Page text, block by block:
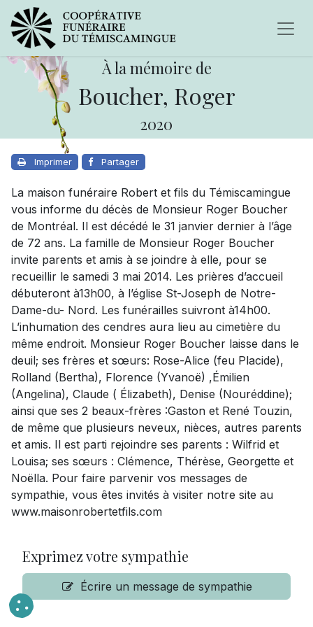
À la mémoire de
Boucher, Roger
2020
Imprimer Partager
La maison funéraire Robert et fils du Témiscamingue
vous informe du décès de Monsieur Roger Boucher
de Montréal. Il est décédé le 31 janvier dernier à l’âge
de 72 ans. La famille de Monsieur Roger Boucher
invite parents et amis à se joindre à elle, pour se
recueillir le samedi 3 mai 2014. Les prières d’accueil
débuteront à13h00, à l’église St-Joseph de Notre-
Dame-du- Nord. Les funérailles suivront à14h00.
L’inhumation des cendres aura lieu au cimetière du
même endroit. Monsieur Roger Boucher laisse dans le
deuil; ses frères et sœurs: Rose-Alice (feu Placide),
Rolland (Bertha), Florence (Yvanoë) ,Émilien
(Angelina), Claude ( Élizabeth), Denise (Nouréddine);
ainsi que ses 2 beaux-frères :Gaston et René Touzin,
de même que plusieurs neveux, nièces, autres parents
et amis. Il est parti rejoindre ses parents : Wilfrid et
Louisa; ses sœurs : Clémence, Thérèse, Georgette et
Noëlla. Pour faire parvenir vos messages de
sympathie, vous êtes invités à visiter notre site au
www.maisonrobertetfils.com
Exprimez votre sympathie
Écrire un message de sympathie